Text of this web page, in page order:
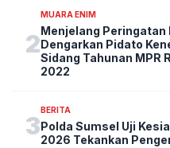
2
MUARA ENIM
Menjelang Peringatan
Dengarkan Pidato
Sidang Tahunan MPR
2022
3
BERITA
Polda Sumsel Uji
2026 Tekankan